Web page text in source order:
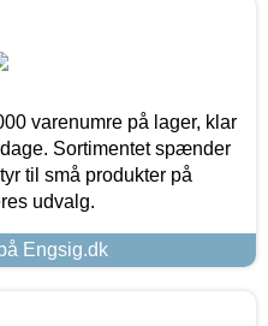
varenumre på lager, klar
Sortimentet spænder
til små produkter på
udvalg.
Engsig.dk